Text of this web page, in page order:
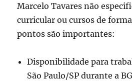
Marcelo Tavares não
curricular ou cursos de
pontos são importantes:
Disponibilidade para
São Paulo/SP durante a